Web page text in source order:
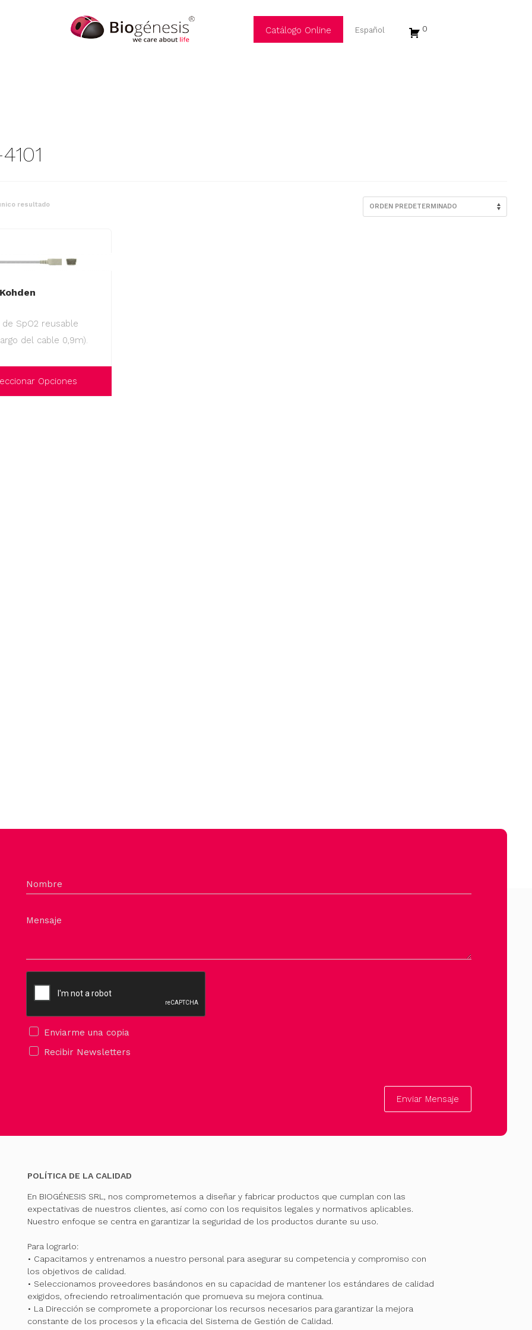
Catálogo Online 0
resultado
SpO2 reusable
del cable 0,9m).
Opciones
Nombre
Mensaje
Enviarme una copia
Recibir Newsletters
Enviar Mensaje
POLÍTICA DE LA CALIDAD
En BIOGÉNESIS SRL, nos comprometemos a diseñar y fabricar productos que cumplan con las
expectativas de nuestros clientes, así como con los requisitos legales y normativos aplicables.
Nuestro enfoque se centra en garantizar la seguridad de los productos durante su uso.
Para lograrlo:
• Capacitamos y entrenamos a nuestro personal para asegurar su competencia y compromiso con
los objetivos de calidad.
• Seleccionamos proveedores basándonos en su capacidad de mantener los estándares de calidad
exigidos, ofreciendo retroalimentación que promueva su mejora continua.
• La Dirección se compromete a proporcionar los recursos necesarios para garantizar la mejora
constante de los procesos y la eficacia del Sistema de Gestión de Calidad.